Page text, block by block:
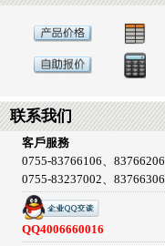
联系我们
客戶服務
0755-83766106、83766206
0755-83237002、83766306
QQ4006660016